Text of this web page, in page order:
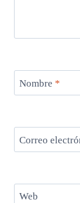
Nombre *
Correo
Web